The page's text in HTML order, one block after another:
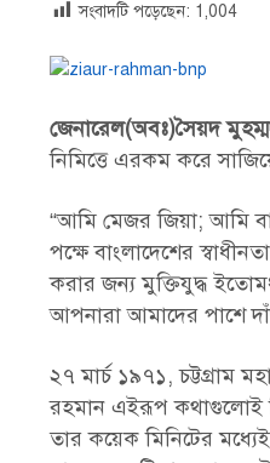
সংবাদটি পড়েছেন: 1,004
জেনারেল(অবঃ)সৈয়দ
নিমিত্তে এরকম করে
“আমি মেজর জিয়া; আমি
পক্ষে বাংলাদেশের
করার জন্য মুক্তিযুদ্ধ
আপনারা আমাদের পাশে
২৭ মার্চ ১৯৭১, চট্টগ্রাম
রহমান এইরূপ কথাগুলোই
তার কয়েক মিনিটের